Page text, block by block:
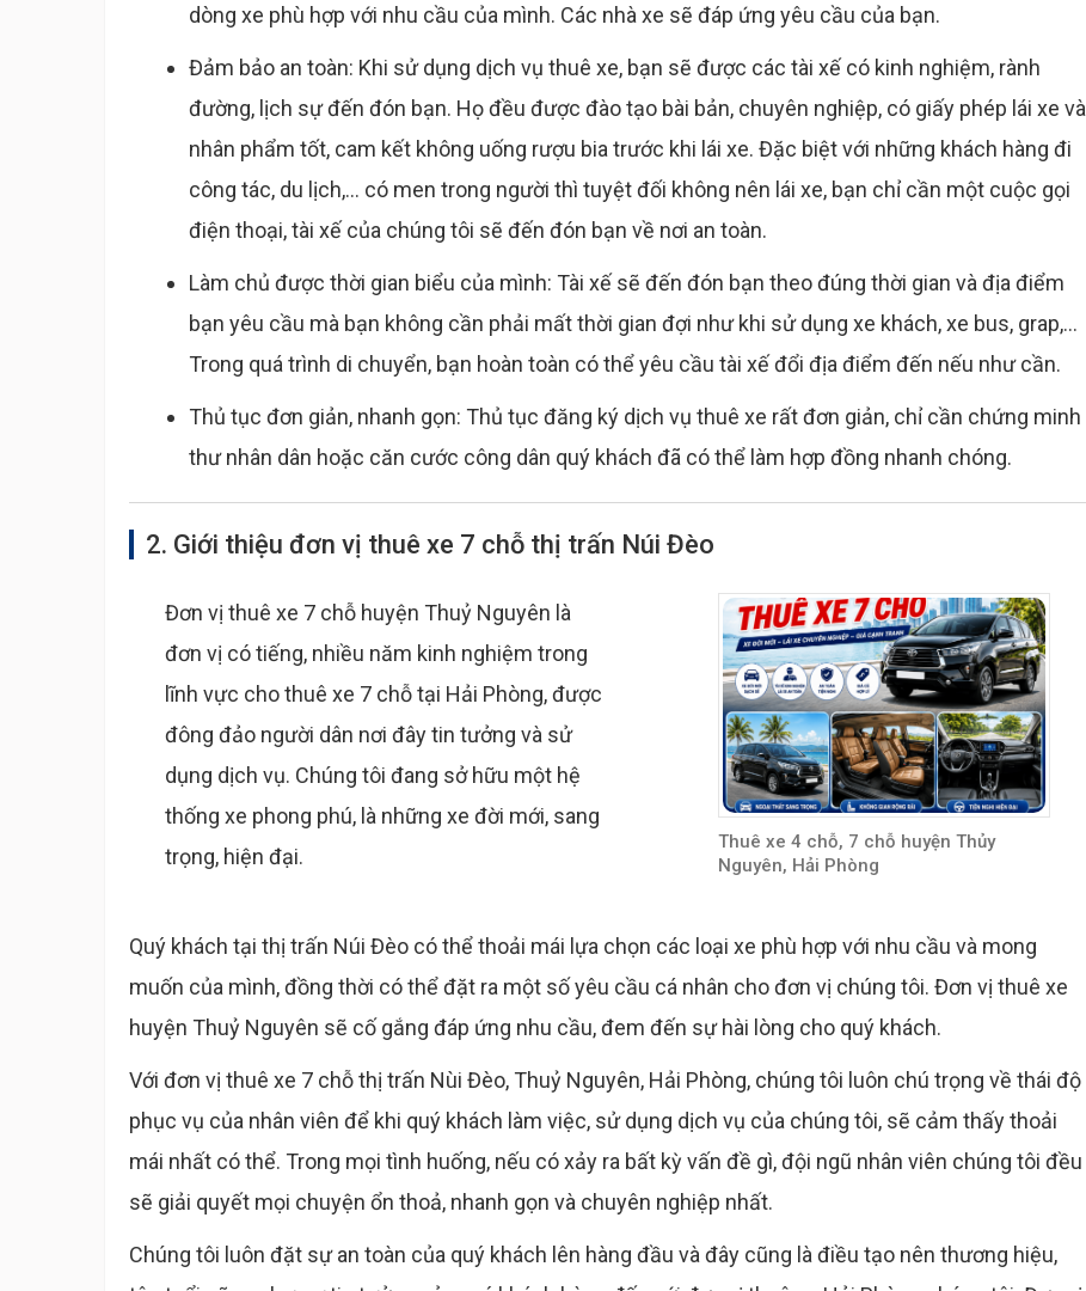
dòng xe phù hợp với nhu cầu của mình. Các nhà xe sẽ đáp ứng yêu cầu của bạn.
Đảm bảo an toàn: Khi sử dụng dịch vụ thuê xe, bạn sẽ được các tài xế có kinh nghiệm, rành
đường, lịch sự đến đón bạn. Họ đều được đào tạo bài bản, chuyên nghiệp, có giấy phép lái xe và
nhân phẩm tốt, cam kết không uống rượu bia trước khi lái xe. Đặc biệt với những khách hàng đi
công tác, du lịch,... có men trong người thì tuyệt đối không nên lái xe, bạn chỉ cần một cuộc gọi
điện thoại, tài xế của chúng tôi sẽ đến đón bạn về nơi an toàn.
Làm chủ được thời gian biểu của mình: Tài xế sẽ đến đón bạn theo đúng thời gian và địa điểm
bạn yêu cầu mà bạn không cần phải mất thời gian đợi như khi sử dụng xe khách, xe bus, grap,...
Trong quá trình di chuyển, bạn hoàn toàn có thể yêu cầu tài xế đổi địa điểm đến nếu như cần.
Thủ tục đơn giản, nhanh gọn: Thủ tục đăng ký dịch vụ thuê xe rất đơn giản, chỉ cần chứng minh
thư nhân dân hoặc căn cước công dân quý khách đã có thể làm hợp đồng nhanh chóng.
2. Giới thiệu đơn vị thuê xe 7 chỗ thị trấn Núi Đèo
Đơn vị thuê xe 7 chỗ huyện Thuỷ Nguyên là
đơn vị có tiếng, nhiều năm kinh nghiệm trong
lĩnh vực cho thuê xe 7 chỗ tại Hải Phòng, được
đông đảo người dân nơi đây tin tưởng và sử
dụng dịch vụ. Chúng tôi đang sở hữu một hệ
thống xe phong phú, là những xe đời mới, sang
trọng, hiện đại.
Thuê xe 4 chỗ, 7 chỗ huyện Thủy
Nguyên, Hải Phòng
Quý khách tại thị trấn Núi Đèo có thể thoải mái lựa chọn các loại xe phù hợp với nhu cầu và mong
muốn của mình, đồng thời có thể đặt ra một số yêu cầu cá nhân cho đơn vị chúng tôi. Đơn vị thuê xe
huyện Thuỷ Nguyên sẽ cố gắng đáp ứng nhu cầu, đem đến sự hài lòng cho quý khách.
Với đơn vị thuê xe 7 chỗ thị trấn Nùi Đèo, Thuỷ Nguyên, Hải Phòng, chúng tôi luôn chú trọng về thái độ
phục vụ của nhân viên để khi quý khách làm việc, sử dụng dịch vụ của chúng tôi, sẽ cảm thấy thoải
mái nhất có thể. Trong mọi tình huống, nếu có xảy ra bất kỳ vấn đề gì, đội ngũ nhân viên chúng tôi đều
sẽ giải quyết mọi chuyện ổn thoả, nhanh gọn và chuyên nghiệp nhất.
Chúng tôi luôn đặt sự an toàn của quý khách lên hàng đầu và đây cũng là điều tạo nên thương hiệu,